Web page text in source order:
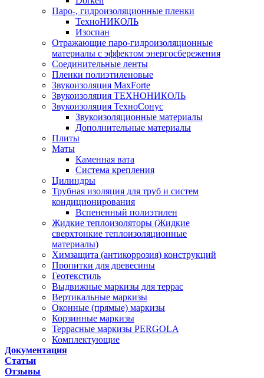
Паро-, гидроизоляционные пленки
ТехноНИКОЛЬ
Изоспан
Отражающие паро-гидроизоляционные
материалы с эффектом энергосбережения
Соединительные ленты
Пленки полиэтиленовые
Звукоизоляция MaxForte
Звукоизоляция ТЕХНОНИКОЛЬ
Звукоизоляция ТехноСонус
Звукоизоляционные материалы
Дополнительные материалы
Плиты
Маты
Каменная вата
Система крепления
Цилиндры
Трубная изоляция для труб и систем
кондиционирования
Вспененный полиэтилен
Жидкие теплоизоляторы (Жидкие
сверхтонкие теплоизоляционные
материалы)
Химзащита (антикоррозия) конструкций
Пропитки для древесины
Геотекстиль
Выдвижные маркизы для террас
Вертикальные маркизы
Оконные (прямые) маркизы
Корзинные маркизы
Террасные маркизы PERGOLA
Комплектующие
Документация
Статьи
Отзывы